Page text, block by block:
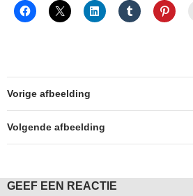
Vorige afbeelding
Volgende afbeelding
GEEF EEN REACTIE